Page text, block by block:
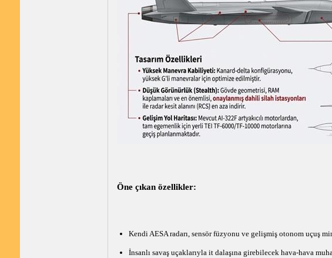
Öne çıkan özellikler:
Kendi AESA radarı, sensör füzyonu ve gelişmiş otonom uçuş
İnsanlı savaş uçaklarıyla it dalaşına girebilecek hava-hava